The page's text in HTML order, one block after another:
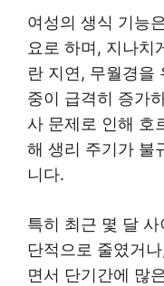
여성의 생식 기능
요로 하며, 지나치
란 지연, 무월경을
중이 급격히 증가
사 문제로 인해 호
해 생리 주기가 불
니다.
특히 최근 몇 달
단적으로 줄였거
면서 단기간에 많